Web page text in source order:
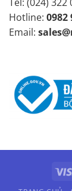
Tel: (024) 322
Hotline: 0982
Email: